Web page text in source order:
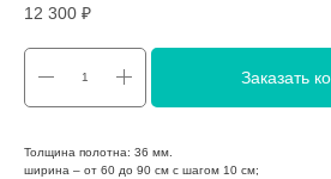
12 300 ₽
Заказать
Толщина полотна: 36 мм.
ширина – от 60 до 90 см с шагом 10 см;